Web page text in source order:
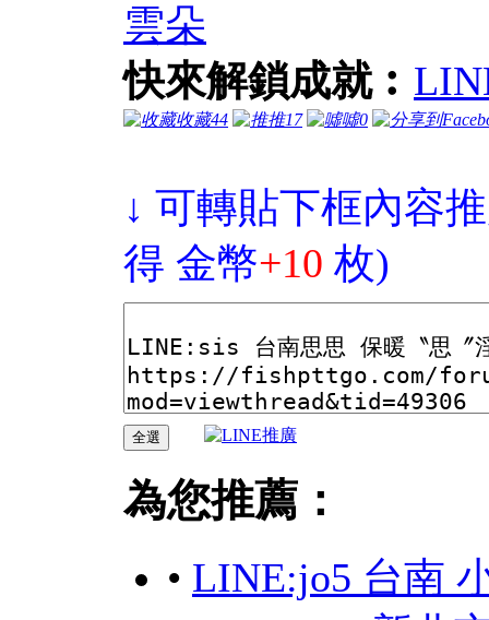
雲朵
快來解鎖成就︰
收藏44 推17 噓0
↓ 可轉貼下框內容
得 金幣+10 枚)
為您推薦：
• LINE:jo5 台南